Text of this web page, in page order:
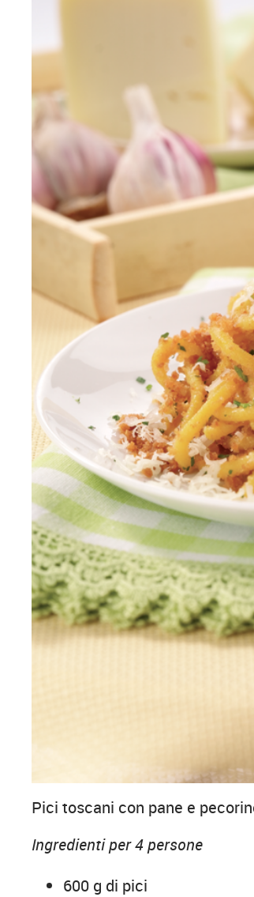
Pici toscani con pane e
Ingredienti per 4 persone
600 g di pici